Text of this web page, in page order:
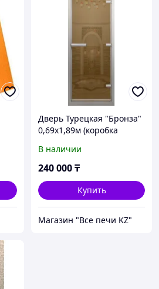
Дверь Турецкая "Бронза"
0,69х1,89м (коробка
В наличии
240 000₸
Купить
Магазин "Все печи KZ"